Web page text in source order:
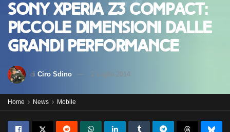
Sony Xperia Z3 Compact:
piccole dimensioni dalle
grandi performance
di Ciro Sdino 2 Luglio 2014
Home News Mobile